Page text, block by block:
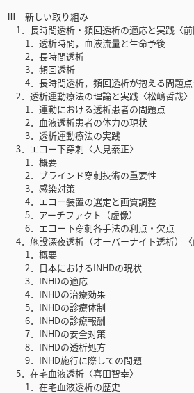
Ⅲ 新しい取り組み
1．長時間透析・頻回透析の適応と実践〈前
1．透析時間，血液流量と生命予後
2．長時間透析
3．頻回透析
4．長時間透析，頻回透析が抱える問題
2．透析運動療法の理論と実践〈松嶋哲哉〉
1．運動における透析患者の問題点
2．血液透析患者の体力の現状
3．透析運動療法の実践
3．エコー下穿刺〈人見泰正〉
1．概要
2．ブラインド穿刺技術の重要性
3．感染対策
4．エコー装置の選定と画質調整
5．アーチファクト（虚像）
6．エコー下穿刺各手法の利点・欠点
4．施設深夜透析（オーバーナイト透析）〈
1．概要
2．日本におけるINHDの現状
3．INHDの適応
4．INHDの治療効果
5．INHDの診療体制
6．INHDの診療報酬
7．INHDの安全対策
8．INHDの透析処方
9．INHD施行に際しての問題
5．在宅血液透析〈喜田智幸〉
1．在宅血液透析の歴史